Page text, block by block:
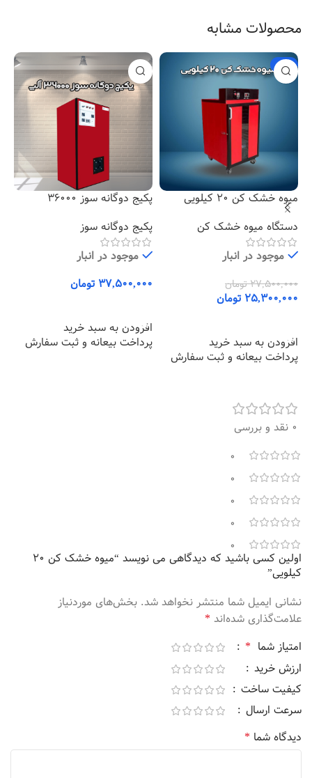
محصولات مشابه
-8%
میوه خشک کن 20 کیلویی
دستگاه میوه خشک کن
موجود در انبار
27,500,000تومان
25,300,000 تومان
افزودن به سبد خرید
پرداخت بیعانه و ثبت سفارش
پکیج دوگانه سوز 36000
پکیج دوگانه سوز
موجود در انبار
تومان
افزودن به سبد خرید
پرداخت بیعانه و ثبت سفارش
0 نقد و بررسی
0
0
0
0
0
اولین کسی باشید که دیدگاهی می نویسد “میوه خشک کن 20
کیلویی”
نشانی ایمیل شما منتشر نخواهد شد. بخش‌های موردنیاز
علامت‌گذاری شده‌اند *
امتیاز شما *
ارزش خرید
کیفیت ساخت
سرعت ارسال
دیدگاه شما *